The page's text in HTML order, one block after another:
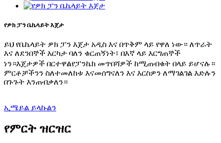
የዎክ ፓን ቤኬላይት እጀታ
ይህ የቤኬላይት ዎክ ፓን እጀታ አዲስ እና በጥቅም ላይ የዋለ ነው። ለጥራት
እና ለደንበኞች እርካታ ባለን ቁርጠኝነት፣ በእኛ ላይ እርግጠኞች
ነን።እጀታዎች በርተዋልየፓንኬክ መጥበሻዎች ከሚጠብቁት በላይ ይሆናሉ።
ምርቶቻችንን ስለተመለከቱ እናመሰግናለን እና እርስዎን ለማገልገል እድሉን
በጉጉት እንጠብቃለን።
ኢሜይል ይላኩልን
የምርት ዝርዝር